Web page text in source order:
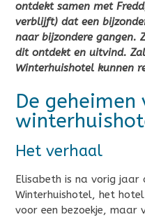
ontdekt samen met
verblijft) dat een
naar bijzondere gangen.
dit ontdekt en uitvind.
Winterhuishotel kunnen
De geheimen
Het verhaal
Elisabeth is na vorig jaar
Winterhuishotel, het
voor een bezoekje, maar